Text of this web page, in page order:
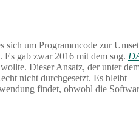
sich um Programmcode zur
Es gab zwar 2016 mit dem sog.
Dieser Ansatz, der unter
nicht durchgesetzt. Es bleibt
findet, obwohl die